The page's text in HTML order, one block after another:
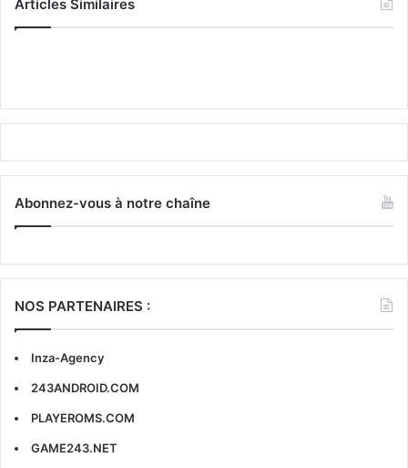
Articles Similaires
Abonnez-vous à notre chaîne
NOS PARTENAIRES :
Inza-Agency
243ANDROID.COM
PLAYEROMS.COM
GAME243.NET